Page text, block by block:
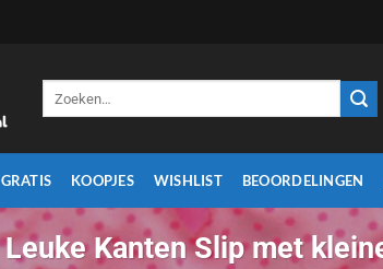
GRATIS KOOPJES WISHLIST BEOORDELINGEN
Leuke Kanten Slip met